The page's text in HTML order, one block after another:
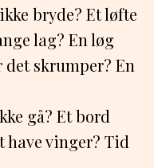
bryde? Et løfte
lag? En løg
skrumper? En
gå? Et bord
have vinger? Tid